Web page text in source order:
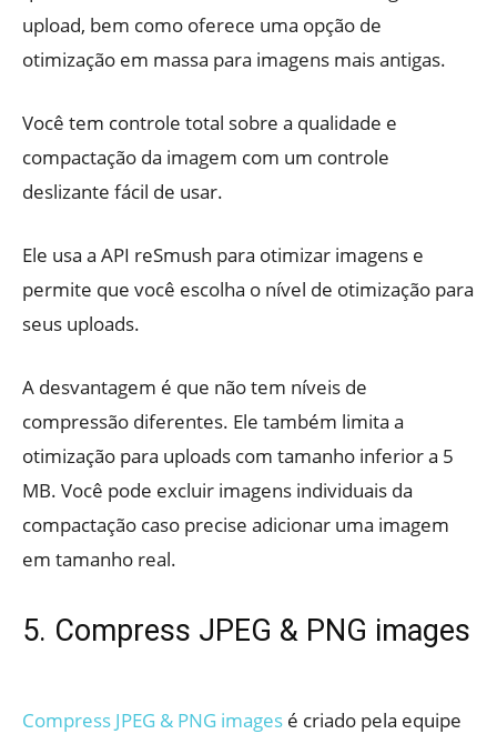
upload, bem como oferece uma opção de
otimização em massa para imagens mais antigas.
Você tem controle total sobre a qualidade e
compactação da imagem com um controle
deslizante fácil de usar.
Ele usa a API reSmush para otimizar imagens e
permite que você escolha o nível de otimização para
seus uploads.
A desvantagem é que não tem níveis de
compressão diferentes. Ele também limita a
otimização para uploads com tamanho inferior a 5
MB. Você pode excluir imagens individuais da
compactação caso precise adicionar uma imagem
em tamanho real.
5. Compress JPEG & PNG images
Compress JPEG & PNG images é criado pela equipe